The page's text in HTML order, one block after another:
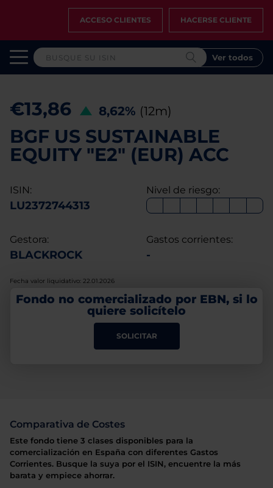
ACCESO CLIENTES HACERSE CLIENTE
Ver todos
€13,86 8,62% (12m)
BGF US SUSTAINABLE
EQUITY "E2" (EUR) ACC
ISIN:
LU2372744313
Nivel de riesgo:
Gestora:
BLACKROCK
Gastos corrientes:
-
Fecha valor liquidativo: 22.01.2026
Fondo no comercializado por EBN, si lo
quiere solicítelo
SOLICITAR
Comparativa de Costes
Este fondo tiene 3 clases disponibles para la
comercialización en España con diferentes Gastos
Corrientes. Busque la suya por el ISIN, encuentre la más
barata y empiece ahorrar.